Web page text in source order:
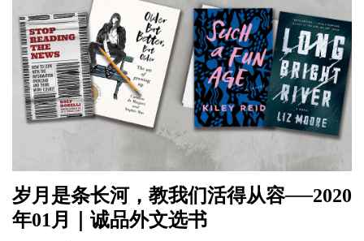
岁月是条长河，教我们活得从容──2020
年01月｜诚品外文选书